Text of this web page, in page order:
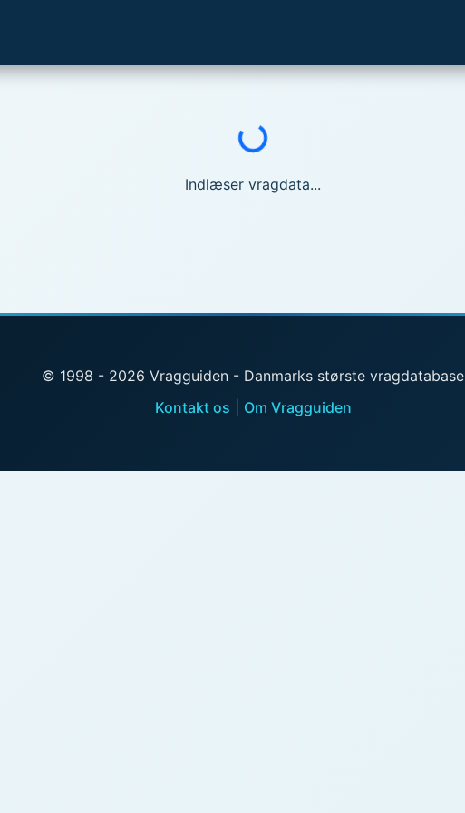
Indlæser...
Indlæser vragdata...
© 1998 - 2026 Vragguiden - Danmarks største vragdatabase
Kontakt os
Om Vragguiden